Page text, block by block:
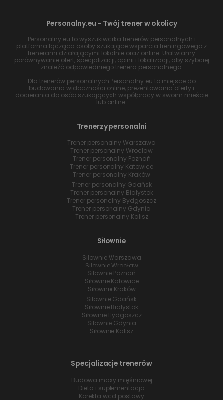
Personalny.eu - Twój trener w okolicy
Personalny.eu to wyszukiwarka trenerów personalnych i
platforma łącząca osoby szukające wsparcia treningowego z
trenerami działającymi lokalnie oraz online. Ułatwiamy
porównywanie ofert, specjalizacji, opinii i lokalizacji, aby szybciej
znaleźć odpowiedniego trenera personalnego.
Dla trenerów personalnych Personalny.eu to miejsce do
budowania widoczności online, prezentowania oferty i
docierania do osób szukających współpracy w swoim mieście
lub online.
Trenerzy personalni
Trener personalny Warszawa
Trener personalny Wrocław
Trener personalny Poznań
Trener personalny Katowice
Trener personalny Kraków
Trener personalny Gdańsk
Trener personalny Białystok
Trener personalny Bydgoszcz
Trener personalny Gdynia
Trener personalny Kalisz
Siłownie
Siłownie Warszawa
Siłownie Wrocław
Siłownie Poznań
Siłownie Katowice
Siłownie Kraków
Siłownie Gdańsk
Siłownie Białystok
Siłownie Bydgoszcz
Siłownie Gdynia
Siłownie Kalisz
Specjalizacje trenerów
Budowa masy mięśniowej
Dieta i suplementacja
Korekta wad postawy